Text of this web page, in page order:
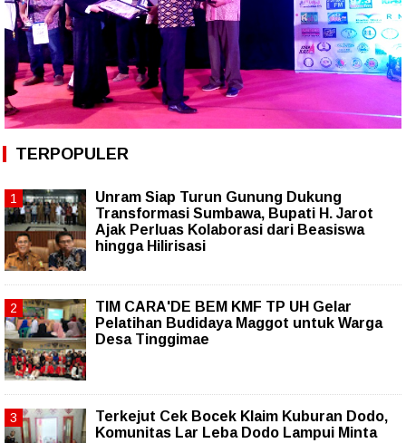
TERPOPULER
Unram Siap Turun Gunung Dukung
Transformasi Sumbawa, Bupati H. Jarot
Ajak Perluas Kolaborasi dari Beasiswa
hingga Hilirisasi
TIM CARA'DE BEM KMF TP UH Gelar
Pelatihan Budidaya Maggot untuk Warga
Desa Tinggimae
Terkejut Cek Bocek Klaim Kuburan Dodo,
Komunitas Lar Leba Dodo Lampui Minta